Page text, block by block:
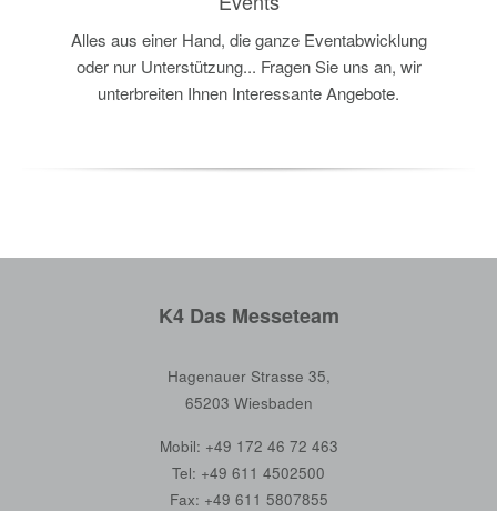
Alles aus einer Hand, die ganze Eventabwicklung
oder nur Unterstützung... Fragen Sie uns an, wir
unterbreiten Ihnen Interessante Angebote.
K4 Das Messeteam
Hagenauer Strasse 35,
65203 Wiesbaden
Mobil: +49 172 46 72 463
Tel: +49 611 4502500
Fax: +49 611 5807855